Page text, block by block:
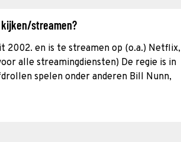
streamen?
2002. en is te streamen op (o.a.) Netflix,
alle streamingdiensten) De regie is in
spelen onder anderen Bill Nunn,